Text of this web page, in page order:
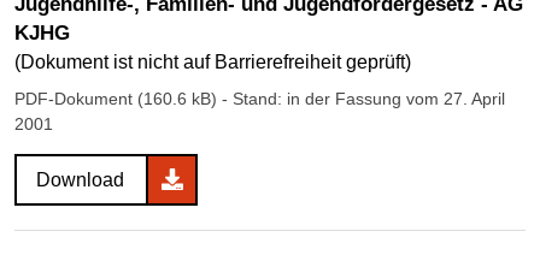
KJHG
(Dokument ist nicht auf Barrierefreiheit geprüft)
PDF-Dokument (160.6 kB) - Stand: in der Fassung vom 27. April
2001
Download